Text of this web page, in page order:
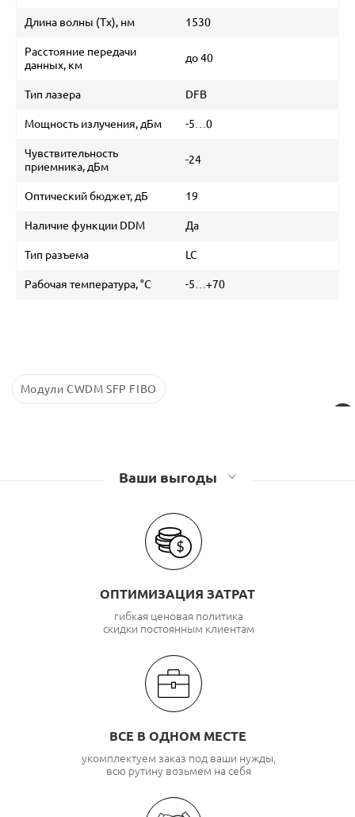
Длина волны (Tx), нм 1530
Расстояние передачи
данных, км
до 40
Тип лазера DFB
Мощность излучения, дБм -5…0
Чувствительность
приемника, дБм
-24
Оптический бюджет, дБ 19
Наличие функции DDM Да
Тип разъема LC
Рабочая температура, °C -5…+70
Модули CWDM SFP FIBO
Ваши выгоды
ОПТИМИЗАЦИЯ ЗАТРАТ
гибкая ценовая политика
скидки постоянным клиентам
ВСЕ В ОДНОМ МЕСТЕ
укомплектуем заказ под ваши нужды,
всю рутину возьмем на себя